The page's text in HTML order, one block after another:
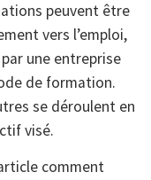
peuvent être
vers l’emploi,
une entreprise
de formation.
se déroulent en
visé.
comment